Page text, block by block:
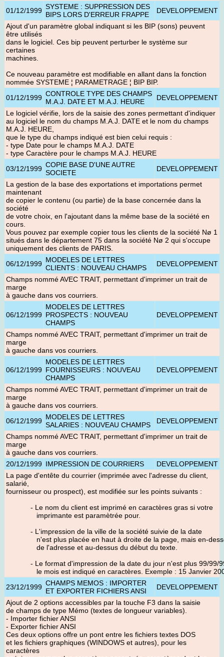
01/12/1999 SYSTEME : SUPPRESSION DES
BIPS LORS D'ERREUR FRAPPE
DEVELOPPEMENT
Ajout d'un paramètre global indiquant si les BIP (sons) peuvent
être utilisés
dans le logiciel. Ces bip peuvent perturber le système sur
certaines
machines.
Ce nouveau paramètre est modifiable en allant dans la fonction
nommée SYSTEME ¦ PARAMETRAGE ¦ BIP BIP.
01/12/1999 CONTROLE TYPE DES CHAMPS
M.A.J. DATE ET M.A.J. HEURE
DEVELOPPEMENT
Le logiciel vérifie, lors de la saisie des zones permettant d'indiquer
au logiciel le nom du champs M.A.J. DATE et le nom du champs
M.A.J. HEURE,
que le type du champs indiqué est bien celui requis :
- type Date pour le champs M.A.J. DATE
- type Caractère pour le champs M.A.J. HEURE
03/12/1999 COPIE BASE D'UNE AUTRE
SOCIETE
DEVELOPPEMENT
La gestion de la base des exportations et importations permet
maintenant
de copier le contenu (ou partie) de la base concernée dans la
société
de votre choix, en l'ajoutant dans la même base de la société en
cours.
Vous pouvez par exemple copier tous les clients de la société Nø 1
situés dans le département 75 dans la société Nø 2 qui s'occupe
uniquement des clients de PARIS.
06/12/1999 MODELES DE LETTRES
CLIENTS : NOUVEAU CHAMPS
DEVELOPPEMENT
Champs nommé AVEC TRAIT, permettant d'imprimer un trait de
marge
à gauche dans vos courriers.
06/12/1999
MODELES DE LETTRES
PROSPECTS : NOUVEAU
CHAMPS
DEVELOPPEMENT
Champs nommé AVEC TRAIT, permettant d'imprimer un trait de
marge
à gauche dans vos courriers.
06/12/1999
MODELES DE LETTRES
FOURNISSEURS : NOUVEAU
CHAMPS
DEVELOPPEMENT
Champs nommé AVEC TRAIT, permettant d'imprimer un trait de
marge
à gauche dans vos courriers.
06/12/1999 MODELES DE LETTRES
SALARIES : NOUVEAU CHAMPS
DEVELOPPEMENT
Champs nommé AVEC TRAIT, permettant d'imprimer un trait de
marge
à gauche dans vos courriers.
20/12/1999 IMPRESSION DE COURRIERS
DEVELOPPEMENT
La page d'entête du courrier (imprimée avec l'adresse du client,
salarié,
fournisseur ou prospect), est modifiée sur les points suivants :
- Le nom du client est imprimé en caractères gras si votre
imprimante est paramètrée pour.
- L'impression de la ville de la société suivie de la date
n'est plus placée en haut à droite de la page, mais en-
de l'adresse et au-dessus du début du texte.
- Le format d'impression de la date du jour n'est plus 99/99/
le mois est indiqué en caractères. Exemple : 15 Janvier
23/12/1999 CHAMPS MEMOS : IMPORTER
ET EXPORTER FICHIERS ANSI
DEVELOPPEMENT
Ajout de 2 options accessibles par la touche F3 dans la saisie
de champs de type Mémo (textes de longueur variables).
- Importer fichier ANSI
- Exporter fichier ANSI
Ces deux options offre un pont entre les fichiers textes DOS
et les fichiers graphiques (WINDOWS et autres), pour les
caractères